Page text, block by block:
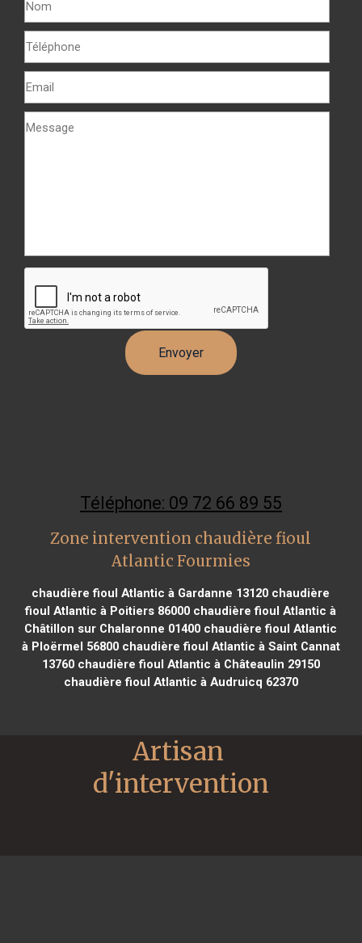
Téléphone: 09 72 66 89 55
Zone intervention chaudière fioul
Atlantic Fourmies
chaudière fioul Atlantic à Gardanne 13120 chaudière
fioul Atlantic à Poitiers 86000 chaudière fioul Atlantic à
Châtillon sur Chalaronne 01400 chaudière fioul Atlantic
à Ploërmel 56800chaudière fioul Atlantic à Saint Cannat
13760chaudière fioul Atlantic à Châteaulin 29150
chaudière fioul Atlantic à Audruicq 62370
Artisan
d'intervention